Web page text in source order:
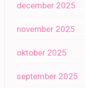
december 2025
november 2025
oktober 2025
september 2025